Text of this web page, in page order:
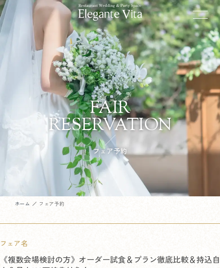
FAIR
RESERVATION
フェア予約
ホーム フェア予約
フェア名
《複数会場検討の方》オーダー試食＆プラン徹底比較＆持込自